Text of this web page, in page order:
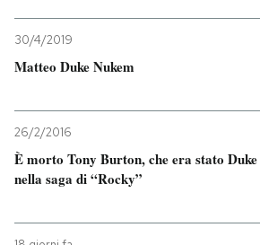
30/4/2019
Matteo Duke Nukem
26/2/2016
È morto Tony Burton, che era stato Duke
nella saga di “Rocky”